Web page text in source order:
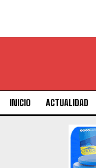
INICIO ACTUALIDAD